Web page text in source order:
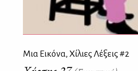
Μια Εικόνα, Χίλιες Λέξεις #2